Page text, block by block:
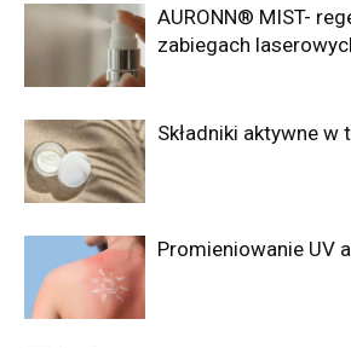
AURONN® MIST-
zabiegach
Składniki aktywne
Promieniowanie UV